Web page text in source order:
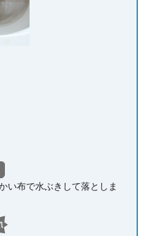
い布で水ぶきして落としま